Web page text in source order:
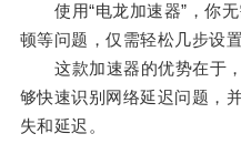
使用“电龙加速器”，你无
顿等问题，仅需轻松几步设
这款加速器的优势在于，
够快速识别网络延迟问题，
失和延迟。